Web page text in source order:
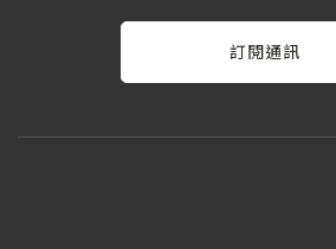
訂閱通訊